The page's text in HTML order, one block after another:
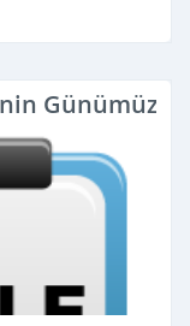
Günümüze